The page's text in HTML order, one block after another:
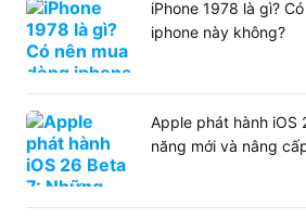
iPhone 1978 là gì?
iphone này không?
Apple phát hành iOS
năng mới và nâng